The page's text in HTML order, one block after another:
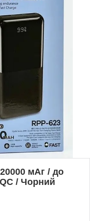
мАг / до
/ Чорний